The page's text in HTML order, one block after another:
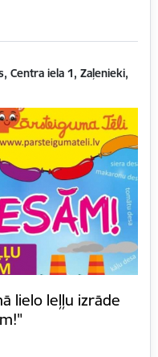
Centra iela 1, Zaļenieki,
lielo leļļu izrāde